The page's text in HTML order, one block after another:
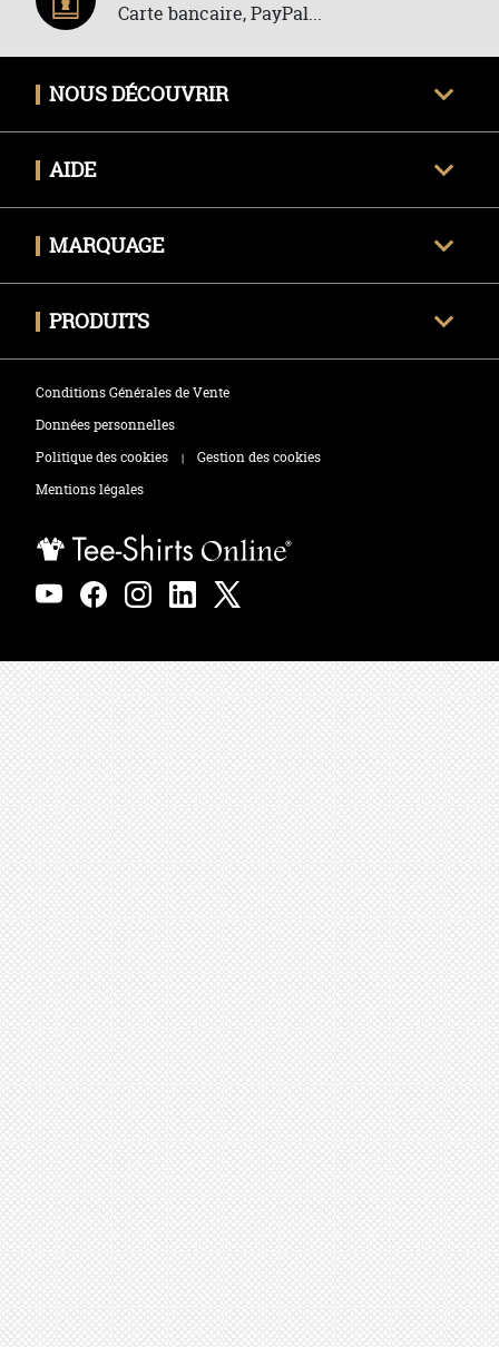
Carte bancaire, PayPal...
NOUS DÉCOUVRIR
Nous contacter
AIDE
Politique des retours
MARQUAGE
Zones de marquage
PRODUITS
Polos
Sweats
Conditions Générales de Vente
Données personnelles
Politique des cookies
|
Gestion des cookies
Mentions légales